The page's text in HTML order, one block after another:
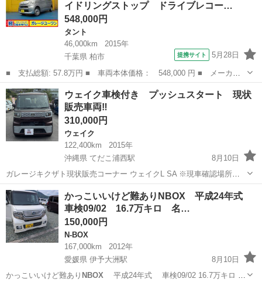
ライブレコ...
イドリングストップ ドライブレコー…
548,000円
タント
46,000km
2015年
千葉県 柏市
提携サイト 5月28日
■ 支払総額: 57.8万円 ■ 車両本体価格： 548,000 円 ■ メーカー
名： ダイハツ ■ 車種名： タント ■ グレード名： Ｌ ナビ
ワンセグＴＶ アイドリングストップ ドライブレコーダー キーレ
ス ＥＴＣ ...
千葉 柏市 タント
ウェイク車検付き プッシュスタート 現状
販売車両‼️
310,000円
ウェイク
122,400km
2015年
沖縄県 てだこ浦西駅
8月10日
ガレージキクザト現状販売コーナー ウェイクL SA ※現車確認場所
は、 うるま市のセブンイレブンうるま宮里店向かい側となります。 販
売価格３２万円※インボイス対象車 年式 平成２７年(2015) 走行
122,40...
沖縄 うるま市 てだこ浦西駅 ウェイク
かっこいいけど難ありNBOX 平成24年式
車検09/02 16.7万キロ 名…
150,000円
N-BOX
167,000km
2012年
愛媛県 伊予大洲駅
8月10日
かっこいいけど難あり NBOX平成24年式 車検09/02 16.7万キロ Ｎ